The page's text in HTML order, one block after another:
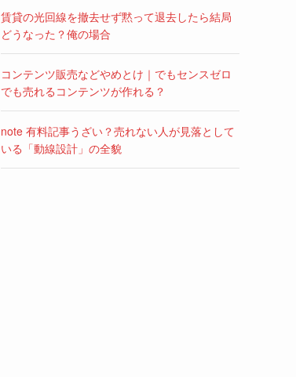
賃貸の光回線を撤去せず黙って退去したら結局
どうなった？俺の場合
コンテンツ販売などやめとけ｜でもセンスゼロ
でも売れるコンテンツが作れる？
note 有料記事うざい？売れない人が見落として
いる「動線設計」の全貌